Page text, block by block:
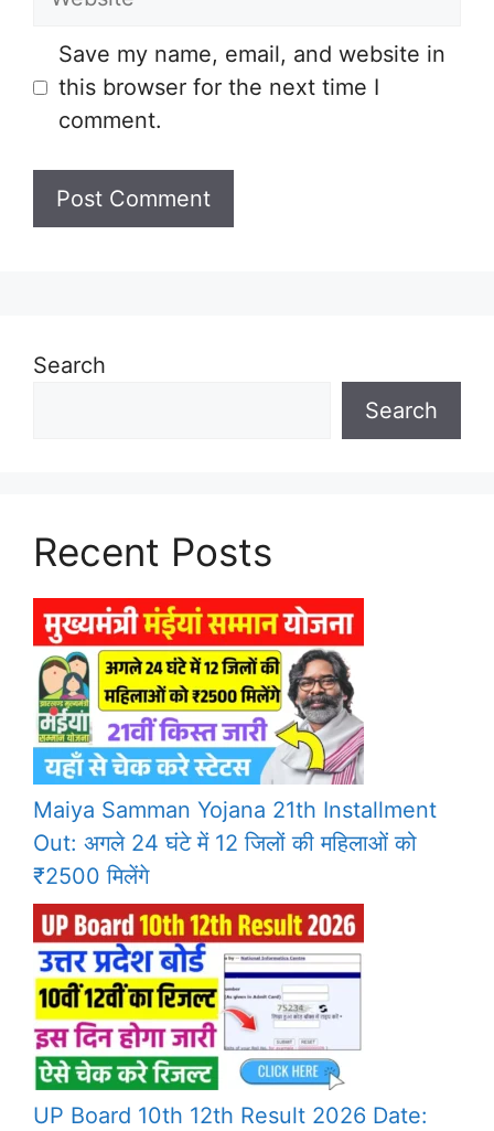
Save my name, email, and website in
this browser for the next time I
comment.
Search
Search
Recent Posts
Maiya Samman Yojana 21th Installment
Out: अगले 24 घंटे में 12 जिलों की महिलाओं को
₹2500 मिलेंगे
UP Board 10th 12th Result 2026 Date: